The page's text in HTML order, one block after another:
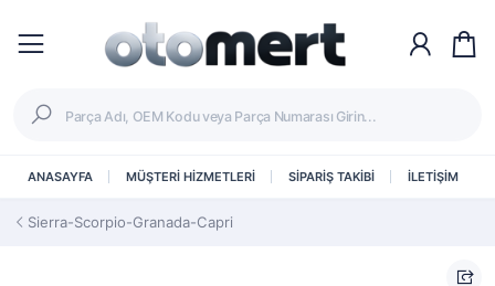
ANASAYFA MÜŞTERİ HİZMETLERİ SİPARİŞ TAKİBİ İLETİŞİM
Sierra-Scorpio-Granada-Capri